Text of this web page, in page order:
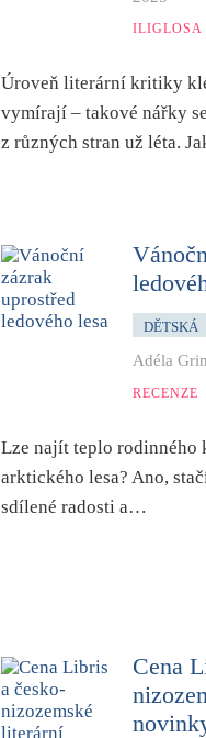
ILIGLOSA
Úroveň literární kritiky
vymírají – takové nářky
z různých stran už léta.
DĚTSKÁ
Adéla
RECENZE
Lze najít teplo rodinného
arktického lesa? Ano,
sdílené radosti a…
Cena